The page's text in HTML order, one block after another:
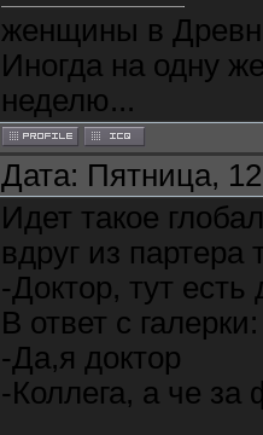
женщины в
Иногда на одну
неделю...
Дата: Пятница,
Идет такое
вдруг из
-Доктор, тут есть
В ответ с галерки:
-Да,я доктор
-Коллега, а че